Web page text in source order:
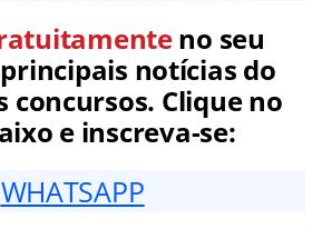
no seu
notícias do
concursos. Clique no
e inscreva-se:
WHATSAPP